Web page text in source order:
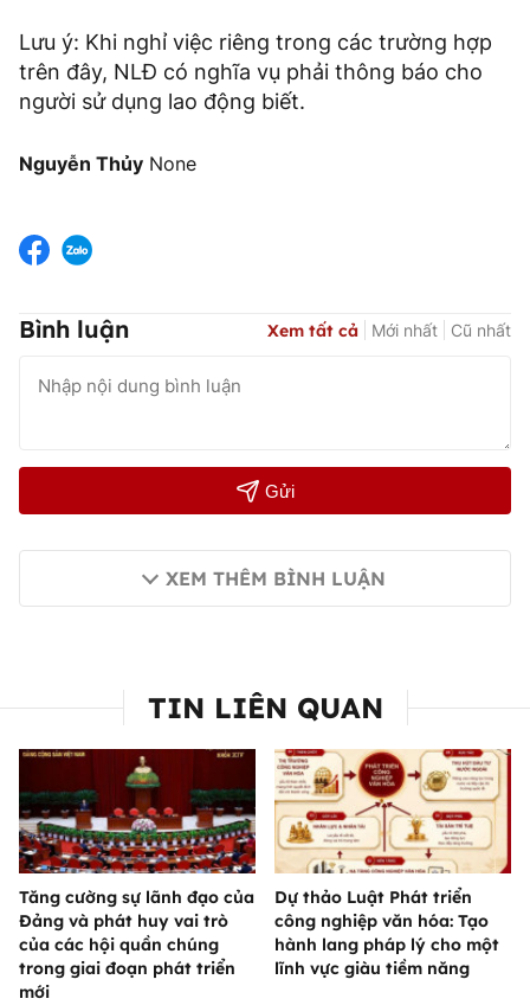
Lưu ý: Khi nghỉ việc riêng trong các trường hợp
trên đây, NLĐ có nghĩa vụ phải thông báo cho
người sử dụng lao động biết.
Nguyễn Thủy None
Bình luận Xem tất cả Mới nhất Cũ nhất
Gửi
XEM THÊM BÌNH LUẬN
TIN LIÊN QUAN
Tăng cường sự lãnh đạo của
Đảng và phát huy vai trò
của các hội quần chúng
trong giai đoạn phát triển
mới
Dự thảo Luật Phát triển
công nghiệp văn hóa: Tạo
hành lang pháp lý cho một
lĩnh vực giàu tiềm năng